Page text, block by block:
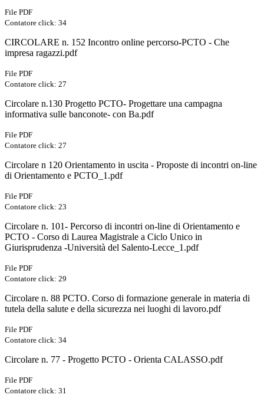
File PDF
Contatore click: 34
CIRCOLARE n. 152 Incontro online percorso-PCTO - Che
impresa ragazzi.pdf
File PDF
Contatore click: 27
Circolare n.130 Progetto PCTO- Progettare una campagna
informativa sulle banconote- con Ba.pdf
File PDF
Contatore click: 27
Circolare n 120 Orientamento in uscita - Proposte di incontri on-line
di Orientamento e PCTO_1.pdf
File PDF
Contatore click: 23
Circolare n. 101- Percorso di incontri on-line di Orientamento e
PCTO - Corso di Laurea Magistrale a Ciclo Unico in
Giurisprudenza -Università del Salento-Lecce_1.pdf
File PDF
Contatore click: 29
Circolare n. 88 PCTO. Corso di formazione generale in materia di
tutela della salute e della sicurezza nei luoghi di lavoro.pdf
File PDF
Contatore click: 34
Circolare n. 77 - Progetto PCTO - Orienta CALASSO.pdf
File PDF
Contatore click: 31